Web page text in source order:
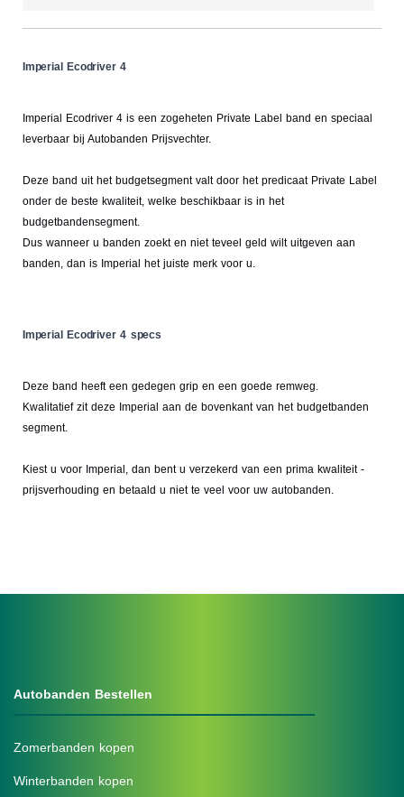
Imperial Ecodriver 4
Imperial Ecodriver 4 is een zogeheten Private Label band en speciaal
leverbaar bij Autobanden Prijsvechter.
Deze band uit het budgetsegment valt door het predicaat Private Label
onder de beste kwaliteit, welke beschikbaar is in het
budgetbandensegment.
Dus wanneer u banden zoekt en niet teveel geld wilt uitgeven aan
banden, dan is Imperial het juiste merk voor u.
Imperial Ecodriver 4 specs
Deze band heeft een gedegen grip en een goede remweg.
Kwalitatief zit deze Imperial aan de bovenkant van het budgetbanden
segment.
Kiest u voor Imperial, dan bent u verzekerd van een prima kwaliteit -
prijsverhouding en betaald u niet te veel voor uw autobanden.
Autobanden Bestellen
Zomerbanden kopen
Winterbanden kopen